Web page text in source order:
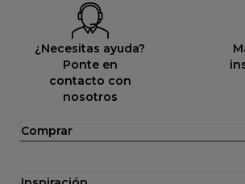
¿Necesitas ayuda?
Ponte en
contacto con
nosotros
Comprar